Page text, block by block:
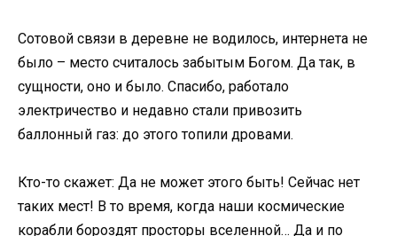
Сотовой связи в деревне не водилось, интернета не
было – место считалось забытым Богом. Да так, в
сущности, оно и было. Спасибо, работало
электричество и недавно стали привозить
баллонный газ: до этого топили дровами.
Кто-то скажет: Да не может этого быть! Сейчас нет
таких мест! В то время, когда наши космические
корабли бороздят просторы вселенной… Да и по